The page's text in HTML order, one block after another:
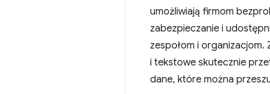
umożliwiają firmom
zabezpieczanie i
zespołom i
i tekstowe skutecznie
dane, które można